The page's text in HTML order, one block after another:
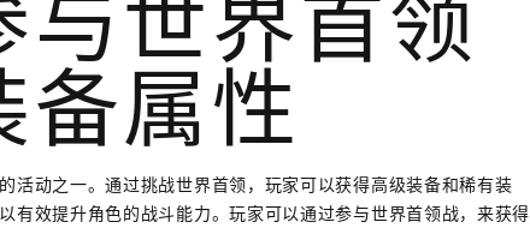
与世界首领
备属性
活动之一。通过挑战世界首领，玩家可以获得高级装备和稀有装
有效提升角色的战斗能力。玩家可以通过参与世界首领战，来获得